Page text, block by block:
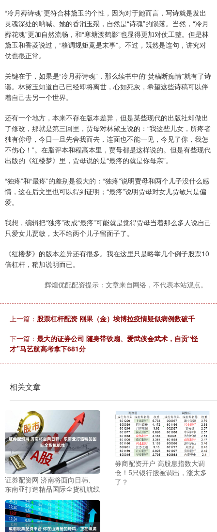
“冷月葬诗魂”更符合林黛玉的个性，因为对于她而言，写诗就是发出
灵魂深处的呐喊。她的香消玉殒，自然是“诗魂”的陨落。当然，“冷月
葬花魂”更加自然流畅，和“寒塘渡鹤影”也显得更加对仗工整。但是林
黛玉和香菱说过，“格调规矩竟是末事”。不过，既然是连句，讲究对
仗也很正常。
关键在于，如果是“冷月葬诗魂”，那么续书中的“焚稿断痴情”就有了诗
谶。林黛玉知道自己已经即将离世，心如死灰，希望这些诗稿可以伴
着自己去另一个世界。
还有一个地方，本来不存在版本差异，但是某些现代的出版社却做出
了修改，那就是第三回里，贾母对林黛玉说的：“我这些儿女，所疼者
独有你母，今日一旦先舍我而去，连面也不能一见，今见了你，我怎
不伤心！”。在脂评本和程高本里，贾母都是这样说的。但是有些现代
出版的《红楼梦》里，贾母说的是“最疼的就是你母亲”。
“独疼”和“最疼”的差别是很大的：“独疼”说明贾母和两个儿子没什么感
情，这在后文里也可以得到证明；“最疼”说明贾母对女儿贾敏只是偏
爱。
我想，编辑把“独疼”改成“最疼”可能就是觉得贾母当着那么多人说自己
只爱女儿贾敏，太不给两个儿子留面子了。
《红楼梦》的版本差异还有很多。我在这里只是略举几个例子股票10
倍杠杆，稍加说明而已。
辉煌优配配资提示：文章来自网络，不代表本站观点。
上一篇： 股票杠杆配资 刚果（金）埃博拉疫情疑似病例数破千
下一篇： 最大的证券公司 随身带铁扇、爱武侠会武术，自贡“怪
才”马艺航高考拿下681分
相关文章
证券配资网 济南将面向日韩、
东南亚打造精品国际全货机航线
券商配资开户 高股息指数大调
仓！5只银行股被调出，涨太多
了？